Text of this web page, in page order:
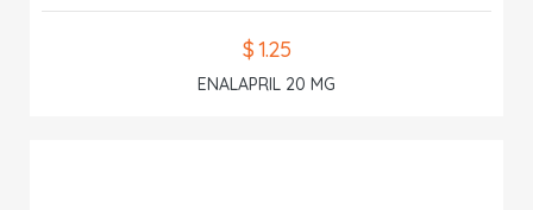
$ 1.25
ENALAPRIL 20 MG